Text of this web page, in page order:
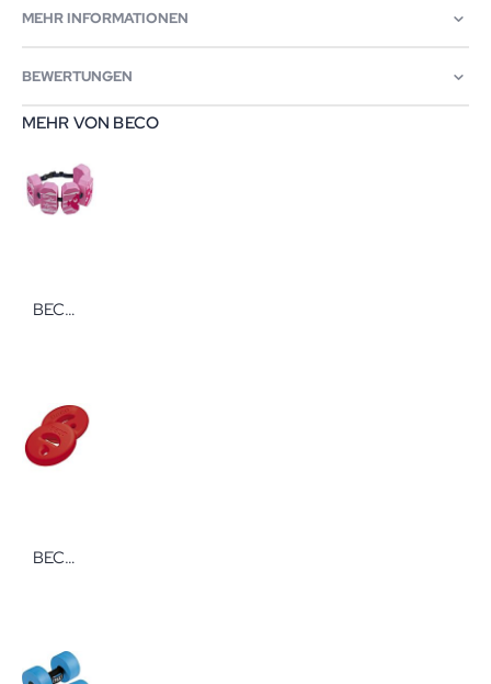
MEHR INFORMATIONEN
BEWERTUNGEN
MEHR VON BECO
BECO Beco-Sealife Swimming Belt Schwimmgürtel
BECO Aqua Disc SZ Fitnessgerät In verschiedenen Farben